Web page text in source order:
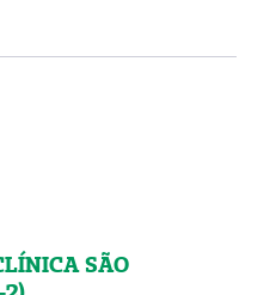
SÃO